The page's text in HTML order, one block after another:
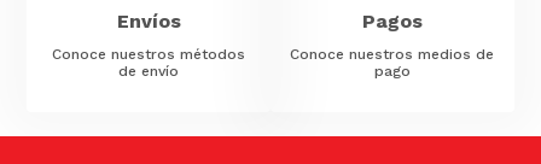
Envíos
Conoce nuestros métodos
de envío
Pagos
Conoce nuestros medios de
pago